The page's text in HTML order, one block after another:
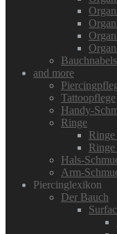
and more
Tattoopflege
Handy-
Ringe
Hals-
Arm-
Piercinglexikon
Der Bauch